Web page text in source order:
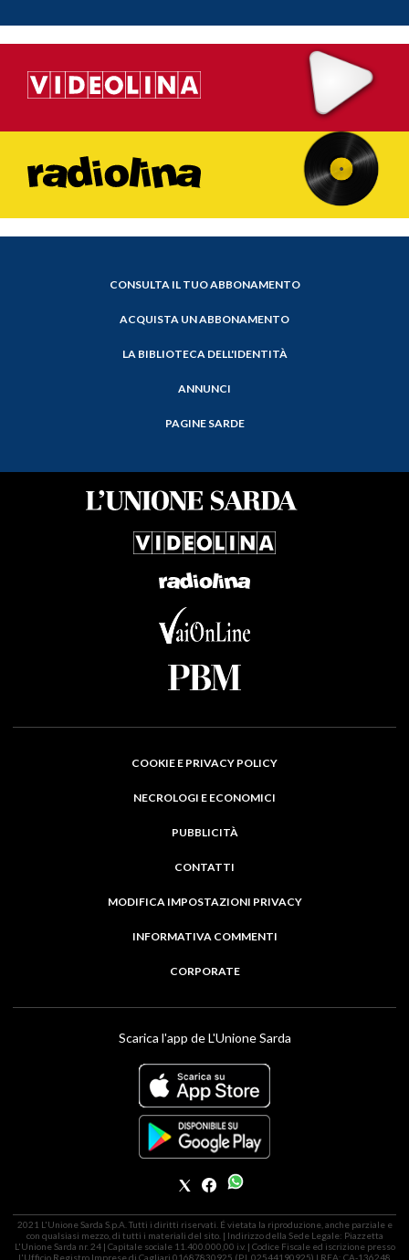
CONSULTA IL TUO ABBONAMENTO
ACQUISTA UN ABBONAMENTO
LA BIBLIOTECA DELL'IDENTITÀ
ANNUNCI
PAGINE SARDE
COOKIE E PRIVACY POLICY
NECROLOGI E ECONOMICI
PUBBLICITÀ
CONTATTI
MODIFICA IMPOSTAZIONI PRIVACY
INFORMATIVA COMMENTI
CORPORATE
Scarica l'app de L'Unione Sarda
2021 L'Unione Sarda S.p.A. Tutti i diritti riservati. É vietata la riproduzione, anche parziale e
con qualsiasi mezzo, di tutti i materiali del sito. | Indirizzo della Sede Legale: Piazzetta
L'Unione Sarda nr. 24 | Capitale sociale 11.400.000,00 i.v. | Codice Fiscale ed iscrizione presso
l'Ufficio Registro Imprese di Cagliari 01687830925 (P.I. 02544190925) | REA: CA-136248